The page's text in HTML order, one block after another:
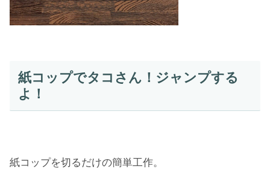
紙コップでタコさん！ジャンプする
よ！
紙コップを切るだけの簡単工作。